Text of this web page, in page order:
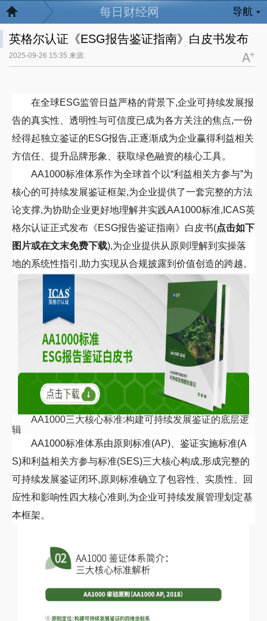
每日财经网 导航
英格尔认证《ESG报告鉴证指南》白皮书发布
2025-09-26 15:35 来源:
在全球ESG监管日益严格的背景下,企业可持续发展报
告的真实性、透明性与可信度已成为各方关注的焦点,一份
经得起独立鉴证的ESG报告,正逐渐成为企业赢得利益相关
方信任、提升品牌形象、获取绿色融资的核心工具。
AA1000标准体系作为全球首个以“利益相关方参与”为
核心的可持续发展鉴证框架,为企业提供了一套完整的方法
论支撑,为协助企业更好地理解并实践AA1000标准, ICAS英
格尔认证正式发布《ESG报告鉴证指南》白皮书(点击如下
图片或在文末免费下载),为企业提供从原则理解到实操落
地的系统性指引,助力实现从合规披露到价值创造的跨越。
AA1000三大核心标准:构建可持续发展鉴证的底层逻
辑
AA1000标准体系由原则标准(AP) 、鉴证实施标准(A
S)和利益相关方参与标准(SES)三大核心构成,形成完整的
可持续发展鉴证闭环,原则标准确立了包容性、实质性、回
应性和影响性四大核心准则,为企业可持续发展管理划定基
本框架。